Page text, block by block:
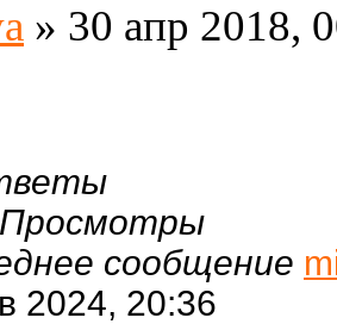
» 30 апр 2018,
Просмотры
сообщение
2024, 20:36